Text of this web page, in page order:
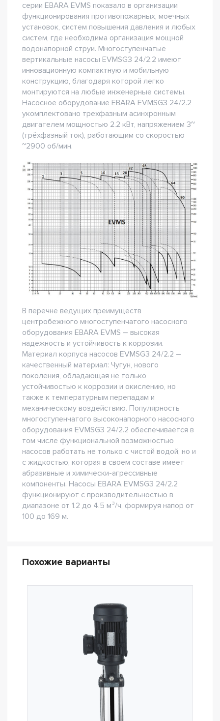
серии EBARA EVMS показало в организации
функционирования противопожарных, моечных
установок, систем повышения давления и любых
систем, где необходима организация мощной
водонапорной струи. Многоступенчатые
вертикальные насосы EVMSG3 24/2.2 имеют
инновационную компактную и мобильную
конструкцию, благодаря которой легко
монтируются на любые инженерные системы.
Насосное оборудование EBARA EVMSG3 24/2.2
укомплектовано трехфазным асинхронным
двигателем мощностью 2.2 кВт, напряжением 3~
(трёхфазный ток), работающим со скоростью
~2900 об/мин.
В перечне ведущих преимуществ
центробежного многоступенчатого насосного
оборудования EBARA EVMS – высокая
надежность и устойчивость к коррозии.
Материал корпуса насосов EVMSG3 24/2.2 –
качественный материал: Чугун, нового
поколения, обладающая не только
устойчивостью к коррозии и окислению, но
также к температурным перепадам и
механическому воздействию. Популярность
многоступенчатого высоконапорного насосного
оборудования EVMSG3 24/2.2 обеспечивается в
том числе функциональной возможностью
насосов работать не только с чистой водой, но и
с жидкостью, которая в своем составе имеет
абразивные и химически-агрессивные
компоненты. Насосы EBARA EVMSG3 24/2.2
функционируют с производительностью в
диапазоне от 1.2 до 4.5 м³/ч, формируя напор от
100 до 169 м.
Похожие варианты